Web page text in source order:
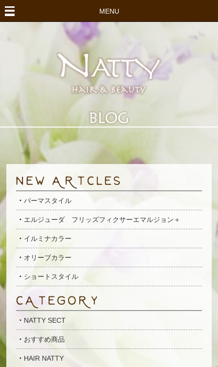
MENU
パーマスタイル
エルジューダ フリッズフィクサーエマルジョン＋
イルミナカラー
オリーブカラー
ショートスタイル
NATTY SECT
おすすめ商品
HAIR NATTY